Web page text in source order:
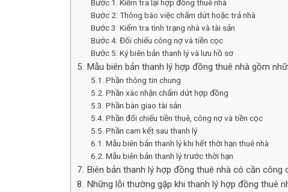
Bước 1: Kiểm tra lại hợp đồng thuê nhà
Bước 2: Thông báo việc chấm dứt hoặc trả nhà
Bước 3: Kiểm tra tình trạng nhà và tài sản
Bước 4: Đối chiếu công nợ và tiền cọc
Bước 5: Ký biên bản thanh lý và lưu hồ sơ
5. Mẫu biên bản thanh lý hợp đồng thuê nhà gồm
5.1. Phần thông tin chung
5.2. Phần xác nhận chấm dứt hợp đồng
5.3. Phần bàn giao tài sản
5.4. Phần đối chiếu tiền thuê, công nợ và tiền cọc
5.5. Phần cam kết sau thanh lý
6.1. Mẫu biên bản thanh lý khi hết thời hạn thuê nhà
6.2. Mẫu biên bản thanh lý trước thời hạn
7. Biên bản thanh lý hợp đồng thuê nhà có cần công
8. Những lỗi thường gặp khi thanh lý hợp đồng thuê